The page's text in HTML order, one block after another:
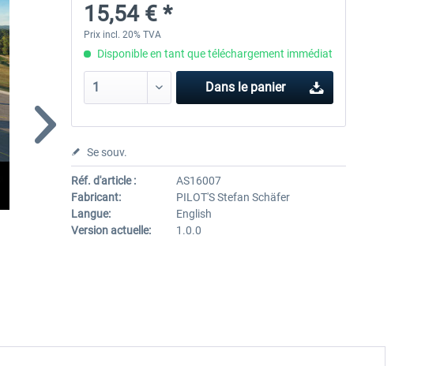
15,54 € *
Prix incl. 20% TVA
Disponible en tant que téléchargement immédiat
Dans le panier
Se souv.
Réf. d'article :
AS16007
Fabricant:
PILOT'S Stefan Schäfer
Langue:
English
Version actuelle:
1.0.0